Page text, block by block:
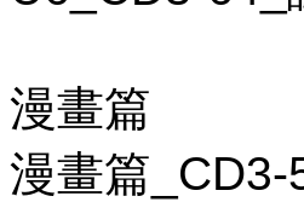
漫畫篇
漫畫篇_CD3-